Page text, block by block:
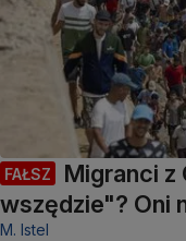
FAŁSZ
Migranci
wszędzie"? Oni
M. Istel